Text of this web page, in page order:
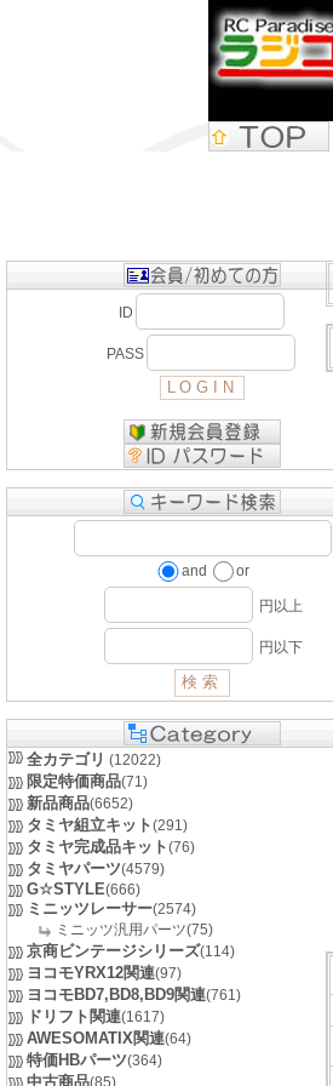
ID
PASS
and or
円以上
円以下
全カテゴリ (12022)
限定特価商品(71)
新品商品(6652)
タミヤ組立キット(291)
タミヤ完成品キット(76)
タミヤパーツ(4579)
G☆STYLE(666)
ミニッツレーサー(2574)
ミニッツ汎用パーツ(75)
京商ビンテージシリーズ(114)
ヨコモYRX12関連(97)
ヨコモBD7,BD8,BD9関連(761)
ドリフト関連(1617)
AWESOMATIX関連(64)
特価HBパーツ(364)
中古商品(85)